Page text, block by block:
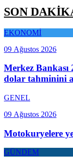
SON
EKONOMİ
09 Ağustos 2026
Merkez Bankası
dolar tahminini
GENEL
09 Ağustos 2026
Motokuryelere
GÜNDEM